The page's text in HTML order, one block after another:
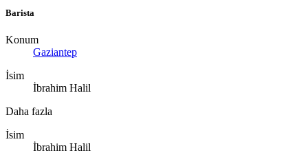
Barista
Konum
Gaziantep
İsim
İbrahim Halil
Daha fazla
İsim
İbrahim Halil